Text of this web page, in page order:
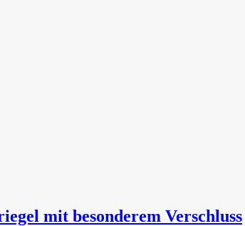
mit besonderem Verschluss